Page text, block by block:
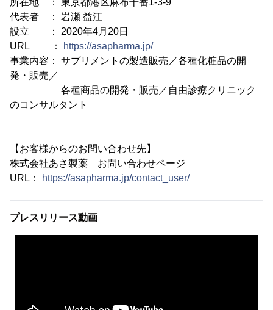
所在地 ： 東京都港区麻布十番1-3-9
代表者 ： 岩瀬 益江
設立 ： 2020年4月20日
URL ：
https://asapharma.jp/
事業内容： サプリメントの製造販売／各種化粧品の開
発・販売／
各種商品の開発・販売／自由診療クリニック
のコンサルタント
【お客様からのお問い合わせ先】
株式会社あさ製薬 お問い合わせページ
URL：
https://asapharma.jp/contact_user/
プレスリリース動画